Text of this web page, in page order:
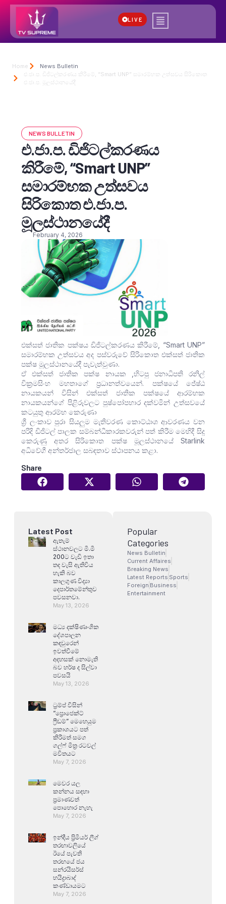
LIVE
Home
News Bulletin
එ.ජා.ප. ඩිජිටල්කරණය කිරීමේ, “Smart UNP” සමාරම්භක උත්සවය සිරිකොත
එ.ජා.ප. මූලස්ථානයේදී
NEWS BULLETIN
එ.ජා.ප. ඩිජිටල්කරණය
කිරීමේ, “Smart UNP”
සමාරම්භක උත්සවය
සිරිකොත එ.ජා.ප.
මූලස්ථානයේදී
February 4, 2026
එක්සත් ජාතික පක්ෂය ඩිජිටල්කරණය කිරීමේ, “Smart UNP”
සමාරම්භක උත්සවය අද පස්වරුවේ සිරිකොත එක්සත් ජාතික
පක්ෂ මූලස්ථානයේදී පැවැත්වුණා.
ඒ එක්සත් ජාතික පක්ෂ නායක ,හිටපු ජනාධිපති රනිල්
වික්‍රමසිංහ මහතාගේ ප්‍රධානත්වයෙන්. පක්ෂයේ ජේෂ්ඨ
නායකයන් විසින් එක්සත් ජාතික පක්ෂයේ ආරම්භක
නායකයන්ගේ පිළිරූවලට පුෂ්පෝපහාර දක්වමින් උත්සවයේ
කටයුතු ආරම්භ කෙරුණා
ශ්‍රී ලංකාව පුරා සියලුම මැතිවරණ කොට්ඨාශ ආවරණය වන
පරිදි ඩිජිටල් පාලක සම්බන්ධීකාරකවරුන් පත් කිරීම මෙහිදී සිදු
කෙරුණු අතර සිරිකොත පක්ෂ මූලස්ථානයේ Starlink
අධිවේගී අන්තර්ජාල සබඳතාව ස්ථාපනය කළා.
Share
Latest Post
ඇතැම්
ස්ථානවලට මි.මි
200ට වැඩි ඉතා
තද වැසි ඇතිවිය
හැකි බව
කාලගුණ විද්‍යා
දෙපාර්තමේන්තුව
පවසනවා.
May 13, 2026
මධ්‍ය දක්ෂිණාංශික
දේශපාලන
කඳවුරෙන්
ඉවත්වීමේ
අදහසක් නොමැති
බව හර්ෂ ද සිල්වා
පවසයි
May 13, 2026
ට්‍රම්ප් විසින්
“ප්‍රොජෙක්ට්
ෆ්‍රීඩම්” මෙහෙයුම
ප්‍රකාශයට පත්
කිරීමත් සමග
ගල්ෆ් මිත්‍ර රටවල්
මවිතයට
May 7, 2026
මෙවර යල
කන්නය සඳහා
ප්‍රමාණවත්
පොහොර නැහැ
May 7, 2026
ඉන්දීය ප්‍රිමියර් ලීග්
තරඟාවලියේ
ඊයේ පැවති
තරඟයේ ජය
සන්රයිසර්ස්
හයිද්‍රාබාද්
කණ්ඩායමට
May 7, 2026
Popular
Categories
News Bulletin
Current Affaires
Breaking News
Latest Reports Sports
Foreign Business
Entertainment